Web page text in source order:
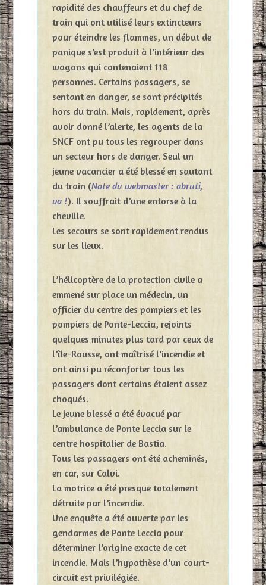
rapidité des chauffeurs et du chef de
train qui ont utilisé leurs extincteurs
pour éteindre les flammes, un début de
panique s’est produit à l’intérieur des
wagons qui contenaient 118
personnes. Certains passagers, se
sentant en danger, se sont précipités
hors du train. Mais, rapidement, après
avoir donné l’alerte, les agents de la
SNCF ont pu tous les regrouper dans
un secteur hors de danger. Seul un
jeune vacancier a été blessé en sautant
du train (Note du webmaster : abruti,
va !). Il souffrait d’une entorse à la
cheville.
Les secours se sont rapidement rendus
sur les lieux.
L’hélicoptère de la protection civile a
emmené sur place un médecin, un
officier du centre des pompiers et les
pompiers de Ponte-Leccia, rejoints
quelques minutes plus tard par ceux de
l’île-Rousse, ont maîtrisé l’incendie et
ont ainsi pu réconforter tous les
passagers dont certains étaient assez
choqués.
Le jeune blessé a été évacué par
l’ambulance de Ponte Leccia sur le
centre hospitalier de Bastia.
Tous les passagers ont été acheminés,
en car, sur Calvi.
La motrice a été presque totalement
détruite par l’incendie.
Une enquête a été ouverte par les
gendarmes de Ponte Leccia pour
déterminer l’origine exacte de cet
incendie. Mais l’hypothèse d’un court-
circuit est privilégiée.